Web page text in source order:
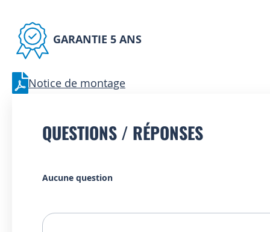
GARANTIE 5 ANS
Notice de montage
QUESTIONS / RÉPONSES
Aucune question